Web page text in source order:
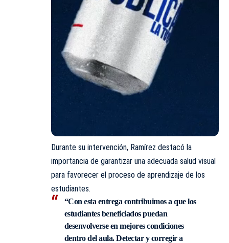
Durante su intervención, Ramírez destacó la
importancia de garantizar una adecuada salud visual
para favorecer el proceso de aprendizaje de los
estudiantes.
“Con esta entrega contribuimos a que los
estudiantes beneficiados puedan
desenvolverse en mejores condiciones
dentro del aula. Detectar y corregir a